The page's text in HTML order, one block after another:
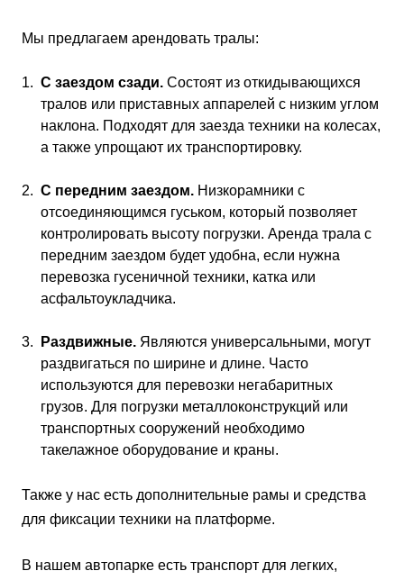
Мы предлагаем арендовать тралы:
С заездом сзади. Состоят из откидывающихся
тралов или приставных аппарелей с низким углом
наклона. Подходят для заезда техники на колесах,
а также упрощают их транспортировку.
С передним заездом. Низкорамники с
отсоединяющимся гуськом, который позволяет
контролировать высоту погрузки. Аренда трала с
передним заездом будет удобна, если нужна
перевозка гусеничной техники, катка или
асфальтоукладчика.
Раздвижные. Являются универсальными, могут
раздвигаться по ширине и длине. Часто
используются для перевозки негабаритных
грузов. Для погрузки металлоконструкций или
транспортных сооружений необходимо
такелажное оборудование и краны.
Также у нас есть дополнительные рамы и средства
для фиксации техники на платформе.
В нашем автопарке есть транспорт для легких,